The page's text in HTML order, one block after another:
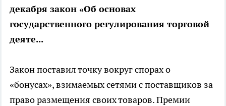
декабря закон «Об основах
государственного регулирования торговой
деяте...
Закон поставил точку вокруг спорах о
«бонусах», взимаемых сетями с поставщиков за
право размещения своих товаров. Премии